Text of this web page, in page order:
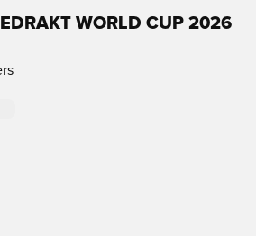
WORLD CUP 2026